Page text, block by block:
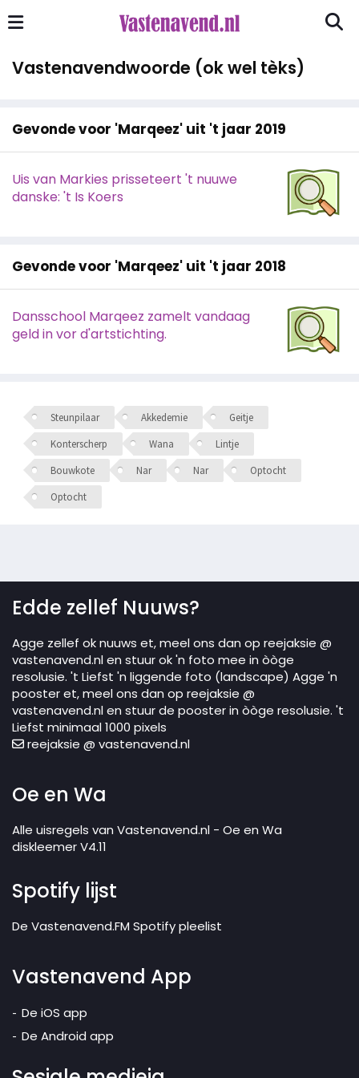
Vastenavendwoorde (ok wel tèks)
Gevonde voor 'Marqeez' uit 't jaar 2019
Uis van Markies prisseteert 't nuuwe
danske: 't Is Koers
Gevonde voor 'Marqeez' uit 't jaar 2018
Dansschool Marqeez zamelt vandaag
geld in vor d'artstichting.
Steunpilaar Akkedemie
Geitje
Konterscherp
Wana
Lintje
Bouwkote
Nar Nar
Optocht
Optocht
Edde zellef Nuuws?
Agge zellef ok nuuws et, meel ons dan op reejaksie @
vastenavend.nl en stuur ok 'n foto mee in òòge
resolusie. 't Liefst 'n liggende foto (landscape) Agge 'n
pooster et, meel ons dan op reejaksie @
vastenavend.nl en stuur de pooster in òòge resolusie. 't
Liefst minimaal 1000 pixels
reejaksie @ vastenavend.nl
Oe en Wa
Alle uisregels van Vastenavend.nl - Oe en Wa
diskleemer V4.11
Spotify lijst
De Vastenavend.FM Spotify pleelist
Vastenavend App
De iOS app
De Android app